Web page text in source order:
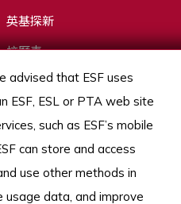
英基探新
校曆表
advised that ESF uses
ESF, ESL or PTA web site
such as ESF’s mobile
can store and access
use other methods in
data, and improve